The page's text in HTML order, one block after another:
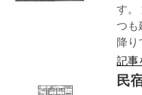
す。
つも
降り
記事
民